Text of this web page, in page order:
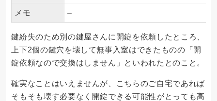
メモ –
鍵紛失のため別の鍵屋さんに開錠を依頼したところ、
上下2個の鍵穴を壊して無事入室はできたものの「開
錠依頼なので交換はしません」といわれたとのこと。
確実なことはいえませんが、こちらのご自宅であれば
そもそも壊す必要なく開錠できる可能性がとっても高